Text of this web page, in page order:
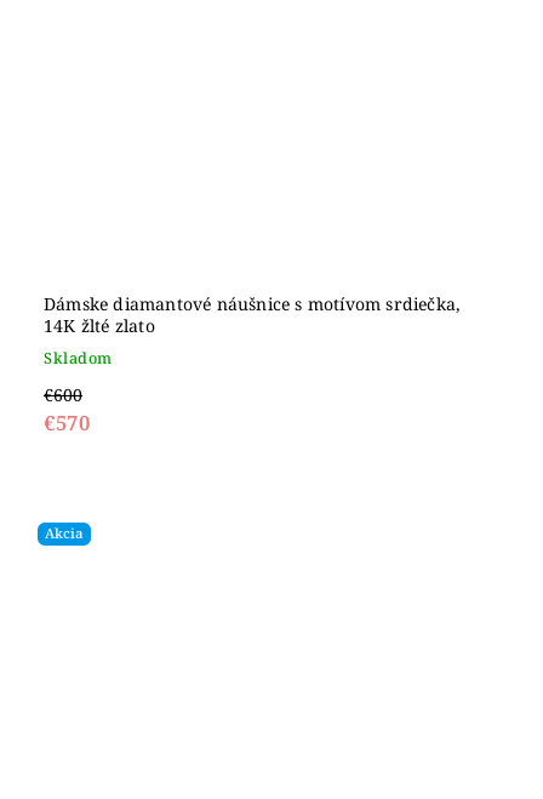
Dámske diamantové náušnice s motívom srdiečka,
14K žlté zlato
Skladom
€600
€570
Akcia